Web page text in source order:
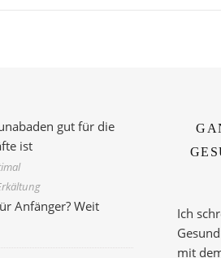
gut für die
ist
Anfänger? Weit
Ich
mit